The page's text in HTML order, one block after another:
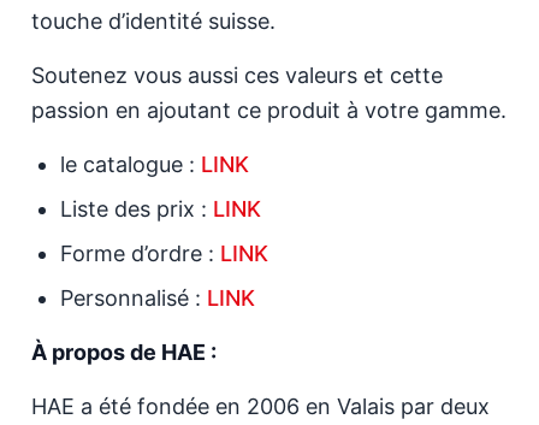
touche d’identité suisse.
Soutenez vous aussi ces valeurs et cette
passion en ajoutant ce produit à votre gamme.
le catalogue : LINK
Liste des prix : LINK
Forme d’ordre : LINK
Personnalisé : LINK
À propos de HAE :
HAE a été fondée en 2006 en Valais par deux